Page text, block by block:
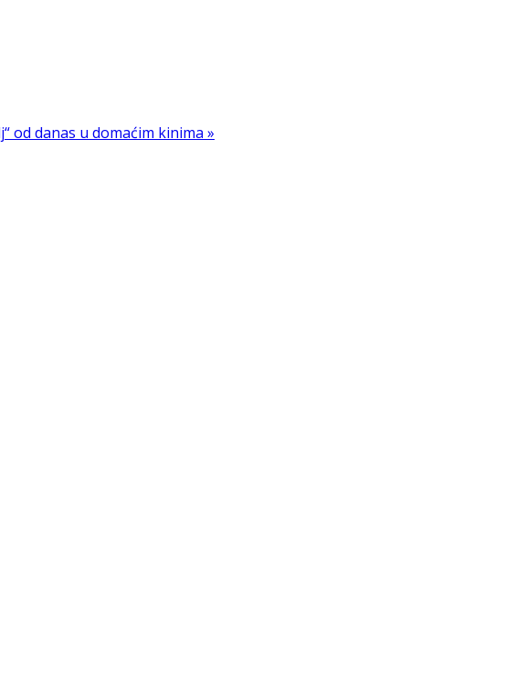
od danas u domaćim kinima »